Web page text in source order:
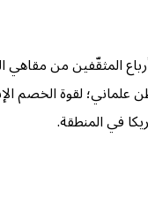
من مقاهي
لقوة الخصم
في المنطقة.